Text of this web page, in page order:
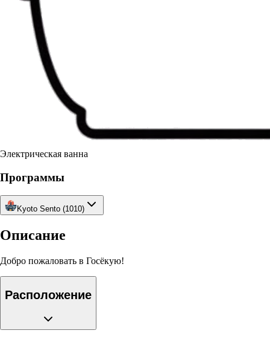
Электрическая ванна
Программы
Kyoto Sento (1010)
Описание
Добро пожаловать в Госёкую!
Расположение